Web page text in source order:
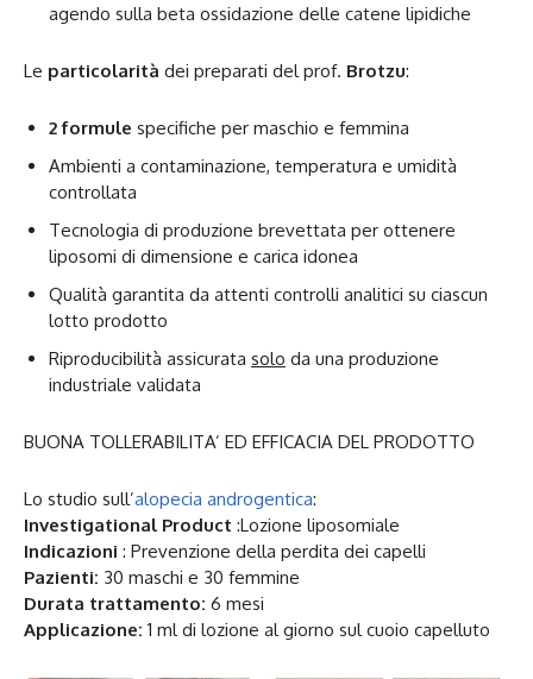
agendo sulla beta ossidazione delle catene lipidiche
Le particolarità dei preparati del prof. Brotzu:
2 formule specifiche per maschio e femmina
Ambienti a contaminazione, temperatura e umidità
controllata
Tecnologia di produzione brevettata per ottenere
liposomi di dimensione e carica idonea
Qualità garantita da attenti controlli analitici su ciascun
lotto prodotto
Riproducibilità assicurata solo da una produzione
industriale validata
BUONA TOLLERABILITA’ ED EFFICACIA DEL PRODOTTO
Lo studio sull’alopecia androgentica:
Investigational Product :Lozione liposomiale
Indicazioni : Prevenzione della perdita dei capelli
Pazienti: 30 maschi e 30 femmine
Durata trattamento: 6 mesi
Applicazione: 1 ml di lozione al giorno sul cuoio capelluto